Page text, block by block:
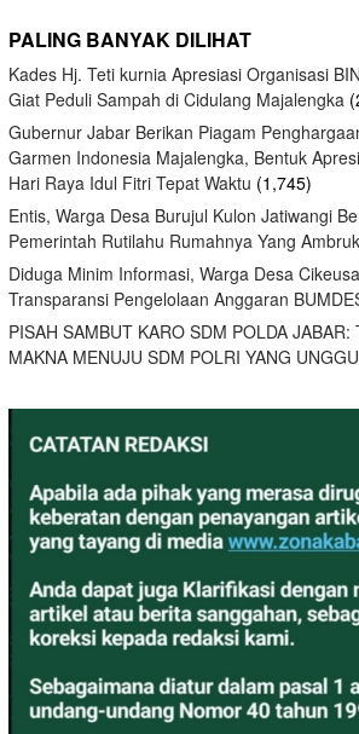
PALING BANYAK DILIHAT
Kades Hj. Teti kurnia Apresiasi Organisasi
Giat Peduli Sampah di Cidulang Majalengka
Gubernur Jabar Berikan Piagam
Garmen Indonesia Majalengka, Bentuk
Hari Raya Idul Fitri Tepat Waktu (1,745)
Entis, Warga Desa Burujul Kulon Jatiwangi
Pemerintah Rutilahu Rumahnya Yang
Diduga Minim Informasi, Warga Desa
Transparansi Pengelolaan Anggaran
PISAH SAMBUT KARO SDM POLDA JABAR:
MAKNA MENUJU SDM POLRI YANG